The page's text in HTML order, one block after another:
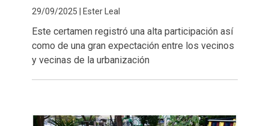
29/09/2025 | Ester Leal
Este certamen registró una alta participación así
como de una gran expectación entre los vecinos
y vecinas de la urbanización